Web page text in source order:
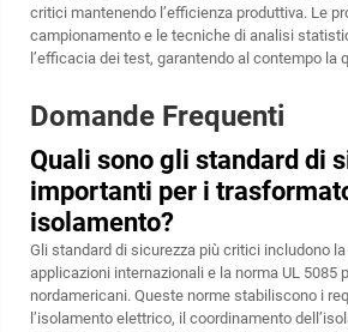
critici mantenendo l’efficienza produttiva. Le
campionamento e le tecniche di analisi
l’efficacia dei test, garantendo al contempo la
Domande Frequenti
Quali sono gli standard di
importanti per i
isolamento?
Gli standard di sicurezza più critici includono la
applicazioni internazionali e la norma UL 5085
nordamericani. Queste norme stabiliscono i
l’isolamento elettrico, il coordinamento